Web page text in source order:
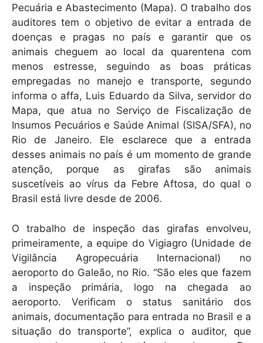
Pecuária e Abastecimento (Mapa). O trabalho dos
auditores tem o objetivo de evitar a entrada de
doenças e pragas no país e garantir que os
animais cheguem ao local da quarentena com
menos estresse, seguindo as boas práticas
empregadas no manejo e transporte, segundo
informa o affa, Luis Eduardo da Silva, servidor do
Mapa, que atua no Serviço de Fiscalização de
Insumos Pecuários e Saúde Animal (SISA/SFA), no
Rio de Janeiro. Ele esclarece que a entrada
desses animais no país é um momento de grande
atenção, porque as girafas são animais
suscetíveis ao vírus da Febre Aftosa, do qual o
Brasil está livre desde de 2006.
O trabalho de inspeção das girafas envolveu,
primeiramente, a equipe do Vigiagro (Unidade de
Vigilância Agropecuária Internacional) no
aeroporto do Galeão, no Rio. “São eles que fazem
a inspeção primária, logo na chegada ao
aeroporto. Verificam o status sanitário dos
animais, documentação para entrada no Brasil e a
situação do transporte”, explica o auditor, que